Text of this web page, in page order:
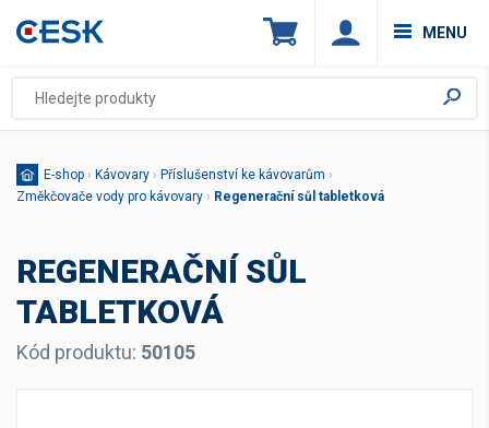
MENU
E-shop › Kávovary › Příslušenství ke kávovarům ›
Změkčovače vody pro kávovary › Regenerační sůl tabletková
REGENERAČNÍ SŮL
TABLETKOVÁ
Kód produktu: 50105